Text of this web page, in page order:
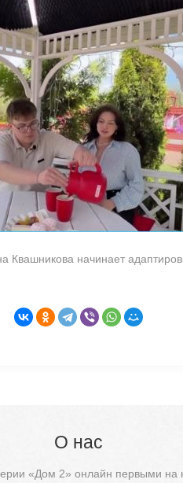
начинает
О нас
«Дом 2» онлайн первыми на